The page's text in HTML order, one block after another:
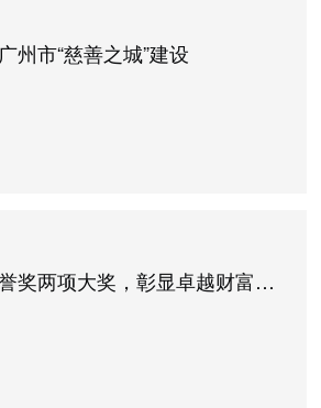
州市“慈善之城”建设
中原信托再获金誉奖两项大奖，彰显卓越财富管理与创新能力